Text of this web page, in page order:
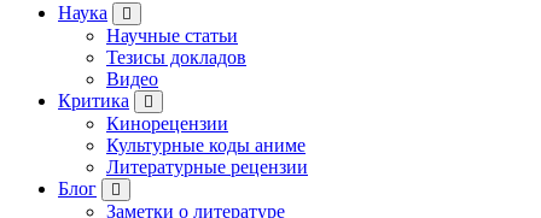
Наука
Научные статьи
Тезисы докладов
Видео
Критика
Кинорецензии
Культурные коды аниме
Литературные рецензии
Блог
Заметки о литературе